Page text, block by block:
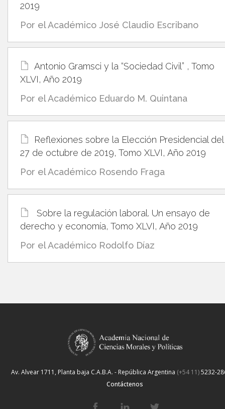
2019
Por el Académico José Claudio Escribano
Antonio Gramsci y la “Sociedad Civil” , Tomo
XLVI, Año 2019
Por el Académico Eduardo M. Quintana
Reflexiones sobre la Elección Presidencial del
27 de octubre de 2019, Tomo XLVI, Año 2019
Por el Académico Rosendo Fraga
Sobre la regulación laboral. Un ensayo de
derecho y economía, Tomo XLVI, Año 2019
Por el Académico Rodolfo Díaz
Av. Alvear 1711, Planta baja C.A.B.A. - República Argentina (+54 11)5232-
Contáctenos